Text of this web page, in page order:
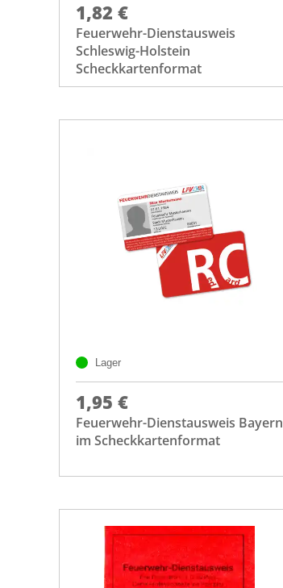
1,82 €
Feuerwehr-Dienstausweis
Schleswig-Holstein
Scheckkartenformat
Lager
1,95 €
Feuerwehr-Dienstausweis Bayern
im Scheckkartenformat